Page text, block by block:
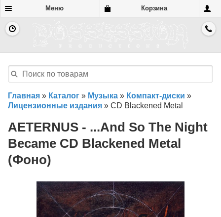
Меню Корзина
Главная » Каталог » Музыка » Компакт-диски »
Лицензионные издания » CD Blackened Metal
AETERNUS - ...And So The Night
Became CD Blackened Metal
(Фоно)